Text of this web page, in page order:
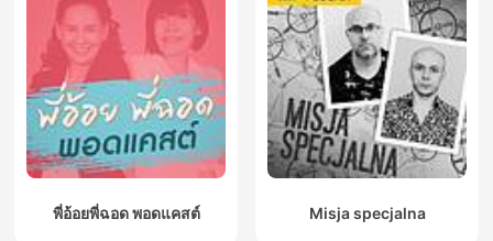
พี่อ้อยพี่ฉอด พอดแคสต์ Misja specjalna